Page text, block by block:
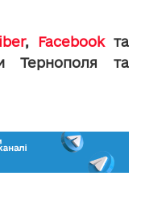
, Facebookта
Тернополя та